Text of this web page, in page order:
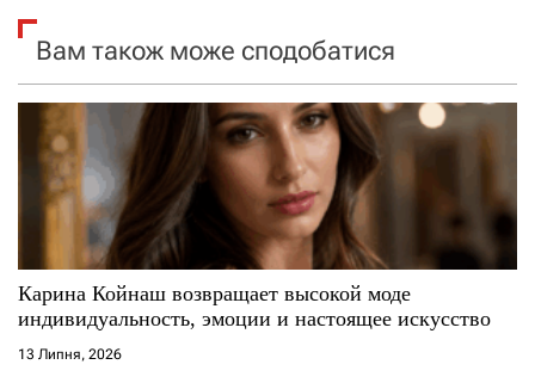
я
з
с
і
Вам також може сподобатися
Карина Койнаш возвращает высокой моде
индивидуальность, эмоции и настоящее искусство
13 Липня, 2026